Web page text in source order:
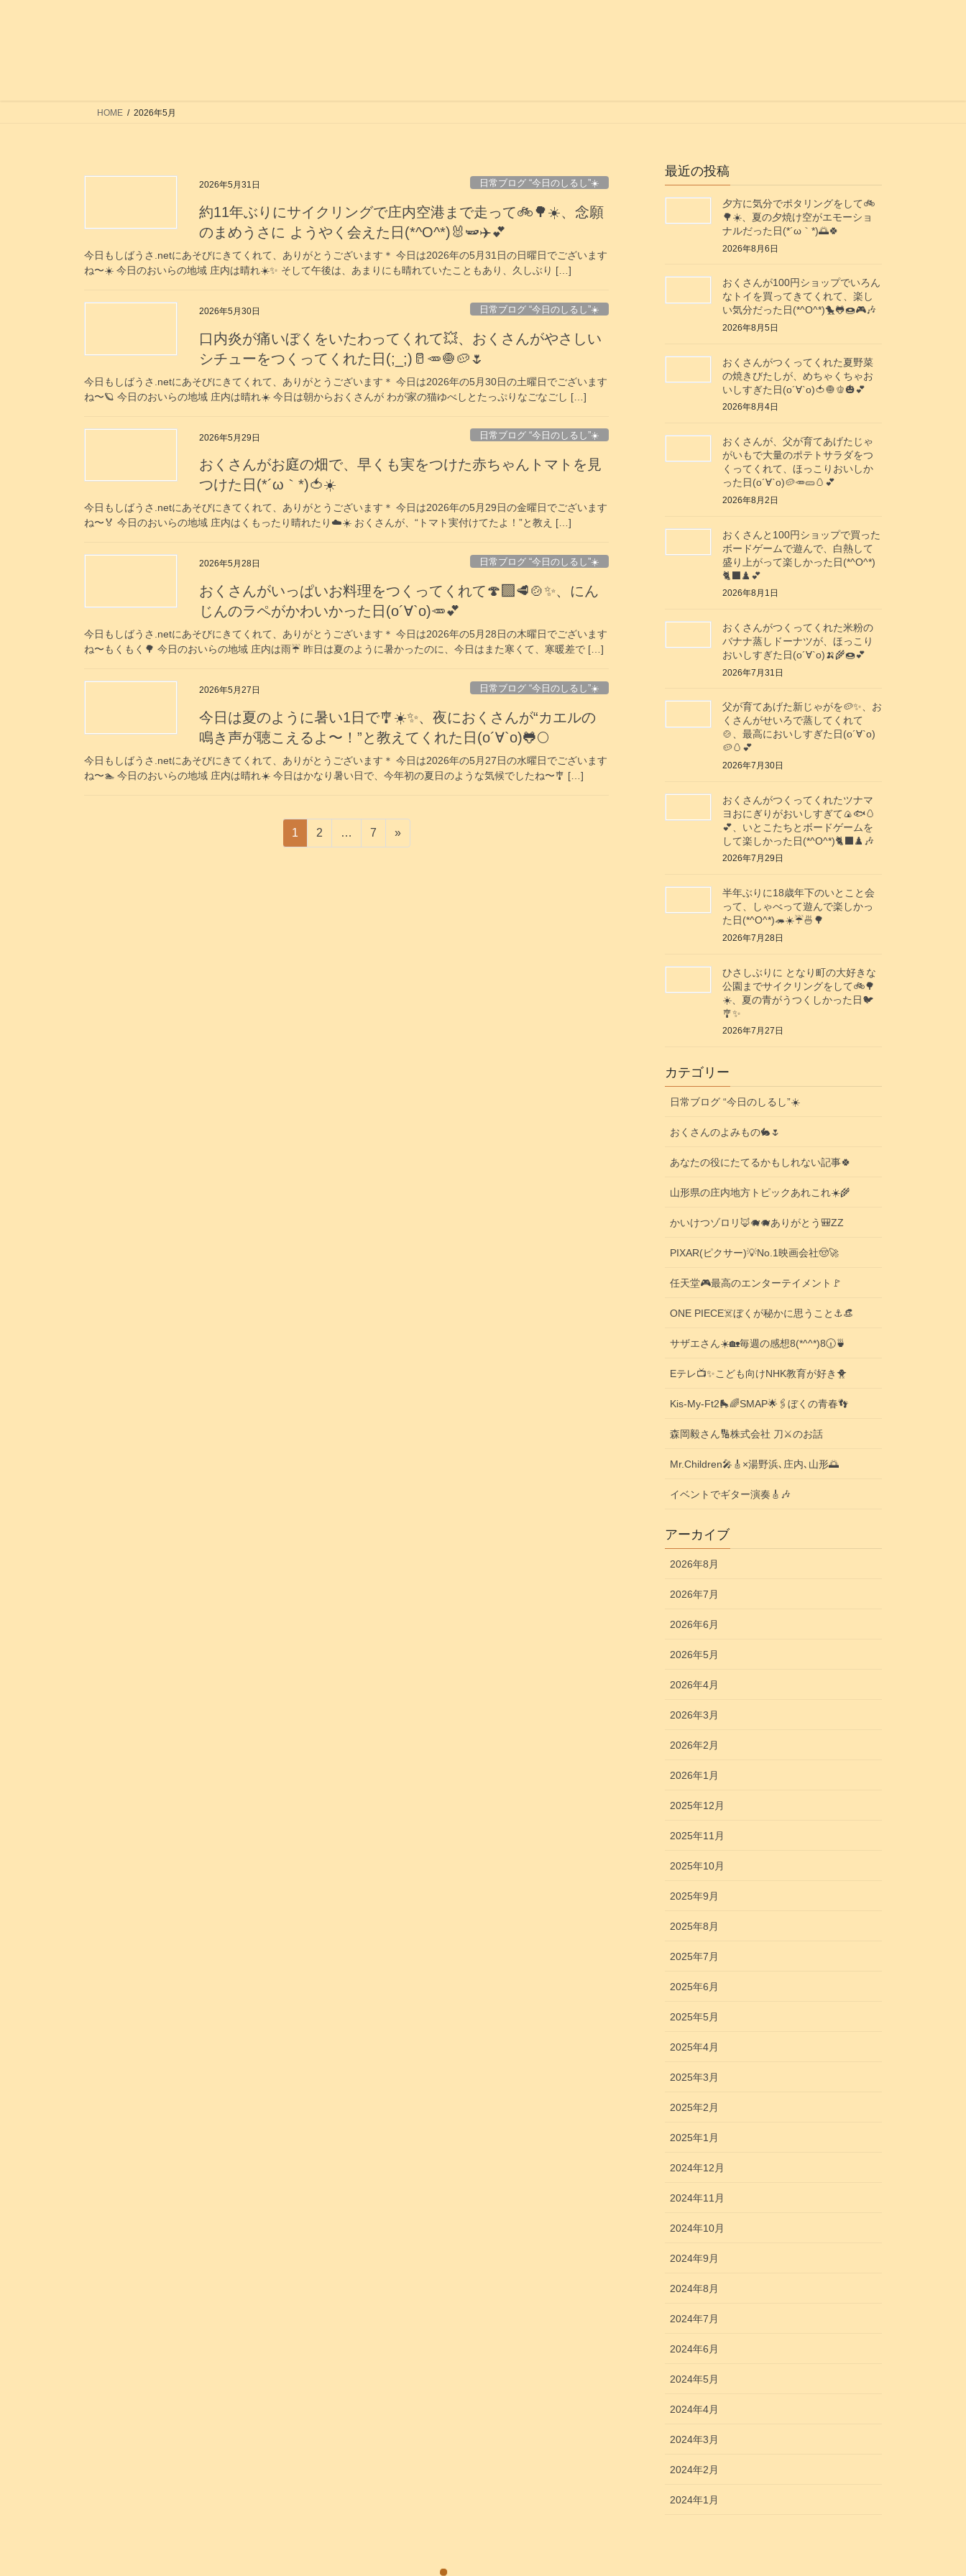
HOME 2026年5月
2026年5月31日 日常ブログ “今日のしるし”☀️
約11年ぶりにサイクリングで庄内空港まで走って🚲️🌳☀️、念願
のまめうさに ようやく会えた日(*^O^*)🐰🫛✈️💕
今日もしばうさ.netにあそびにきてくれて、ありがとうございます＊ 今日は2026年の5月31日の日曜日でございます
ね〜☀️ 今日のおいらの地域 庄内は晴れ☀️✨️ そして午後は、あまりにも晴れていたこともあり、久しぶり […]
2026年5月30日 日常ブログ “今日のしるし”☀️
口内炎が痛いぼくをいたわってくれて💥、おくさんがやさしい
シチューをつくってくれた日(;_;)🥛🥕🧅🥔🌷
今日もしばうさ.netにあそびにきてくれて、ありがとうございます＊ 今日は2026年の5月30日の土曜日でございます
ね〜🪐 今日のおいらの地域 庄内は晴れ☀️ 今日は朝からおくさんが わが家の猫ゆべしとたっぷりなごなごし […]
2026年5月29日 日常ブログ “今日のしるし”☀️
おくさんがお庭の畑で、早くも実をつけた赤ちゃんトマトを見
つけた日(⁠*⁠´⁠ω⁠｀⁠*⁠)🍅☀️
今日もしばうさ.netにあそびにきてくれて、ありがとうございます＊ 今日は2026年の5月29日の金曜日でございます
ね〜🏅 今日のおいらの地域 庄内はくもったり晴れたり☁️☀️ おくさんが、“トマト実付けてたよ！”と教え […]
2026年5月28日 日常ブログ “今日のしるし”☀️
おくさんがいっぱいお料理をつくってくれて🍄‍🟫🥩🍲✨️、にん
じんのラペがかわいかった日(о´∀`о)🥕💕
今日もしばうさ.netにあそびにきてくれて、ありがとうございます＊ 今日は2026年の5月28日の木曜日でございます
ね〜もくもく🌳 今日のおいらの地域 庄内は雨☔ 昨日は夏のように暑かったのに、今日はまた寒くて、寒暖差で […]
2026年5月27日 日常ブログ “今日のしるし”☀️
今日は夏のように暑い1日で🎐☀️✨️、夜におくさんが“カエルの
鳴き声が聴こえるよ〜！”と教えてくれた日(о´∀`о)🐸🌕️
今日もしばうさ.netにあそびにきてくれて、ありがとうございます＊ 今日は2026年の5月27日の水曜日でございます
ね〜🏊️ 今日のおいらの地域 庄内は晴れ☀️ 今日はかなり暑い日で、今年初の夏日のような気候でしたね〜🎐 […]
固
定
1
固
定
2 …
固
定
7 »
最近の投稿
夕方に気分でポタリングをして🚲️
🌳☀️、夏の夕焼け空がエモーショ
ナルだった日(⁠*⁠´⁠ω⁠｀⁠*⁠)🌅🍀
2026年8月6日
おくさんが100円ショップでいろん
なトイを買ってきてくれて、楽し
い気分だった日(*^O^*)🐤🐸🍩🎮️🎶
2026年8月5日
おくさんがつくってくれた夏野菜
の焼きびたしが、めちゃくちゃお
いしすぎた日(о´∀`о)🍅🧅🫑🎃💕
2026年8月4日
おくさんが、父が育てあげたじゃ
がいもで大量のポテトサラダをつ
くってくれて、ほっこりおいしか
った日(о´∀`о)🥔🥕🥒🥚💕
2026年8月2日
おくさんと100円ショップで買った
ボードゲームで遊んで、白熱して
盛り上がって楽しかった日(*^O^*)
🐈‍⬛♟️💕
2026年8月1日
おくさんがつくってくれた米粉の
バナナ蒸しドーナツが、ほっこり
おいしすぎた日(о´∀`о)🍌🌾🍩💕
2026年7月31日
父が育てあげた新じゃがを🥔✨️、お
くさんがせいろで蒸してくれて
🍲、最高においしすぎた日(о´∀`о)
🥔🥚💕
2026年7月30日
おくさんがつくってくれたツナマ
ヨおにぎりがおいしすぎて🍙🐟️🥚
💕、いとこたちとボードゲームを
して楽しかった日(*^O^*)🐈‍⬛♟️🎶
2026年7月29日
半年ぶりに18歳年下のいとこと会
って、しゃべって遊んで楽しかっ
た日(*^O^*)🦔☀️☔🍜🌳
2026年7月28日
ひさしぶりに となり町の大好きな
公園までサイクリングをして🚲️🌳
☀️、夏の青がうつくしかった日🐦️
🎐✨️
2026年7月27日
カテゴリー
日常ブログ “今日のしるし”☀️
おくさんのよみもの🐇🌷
あなたの役にたてるかもしれない記事🍀
山形県の庄内地方トピックあれこれ☀️🌾
かいけつゾロリ🦊🐗🐗ありがとう🎒ZZ
PIXAR(ピクサー)💡No.1映画会社🤠🚀
任天堂🎮️最高のエンターテイメント🚩
ONE PIECE☠️ぼくが秘かに思うこと⚓️👒
サザエさん☀️🏡毎週の感想8(*^^*)8🕡️🍵
Eテレ📺️✨こども向けNHK教育が好き🐥
Kis-My-Ft2🛼🌈SMAP🌟🖇️ぼくの青春👣
森岡毅さん🔢株式会社 刀⚔️のお話
Mr.Children🎤🎸×湯野浜､庄内､山形🌅
イベントでギター演奏🎸🎶
アーカイブ
2026年8月
2026年7月
2026年6月
2026年5月
2026年4月
2026年3月
2026年2月
2026年1月
2025年12月
2025年11月
2025年10月
2025年9月
2025年8月
2025年7月
2025年6月
2025年5月
2025年4月
2025年3月
2025年2月
2025年1月
2024年12月
2024年11月
2024年10月
2024年9月
2024年8月
2024年7月
2024年6月
2024年5月
2024年4月
2024年3月
2024年2月
2024年1月